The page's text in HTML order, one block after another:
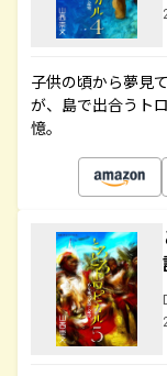
子供の頃から夢見
が、島で出合うト
憶。